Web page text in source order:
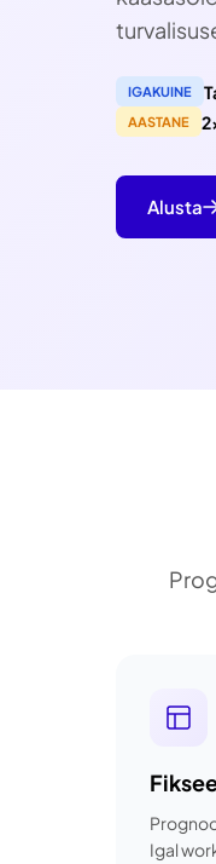
IGAKUINE
AASTANE
Alusta
Igal